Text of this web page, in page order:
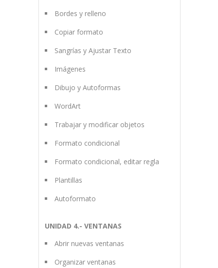
Bordes y relleno
Copiar formato
Sangrías y Ajustar Texto
Imágenes
Dibujo y Autoformas
WordArt
Trabajar y modificar objetos
Formato condicional
Formato condicional, editar regla
Plantillas
Autoformato
UNIDAD 4.- VENTANAS
Abrir nuevas ventanas
Organizar ventanas